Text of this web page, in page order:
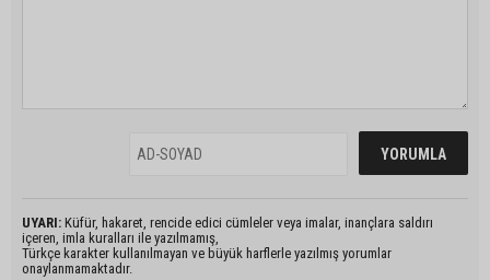
UYARI: Küfür, hakaret, rencide edici cümleler veya imalar, inançlara saldırı
içeren, imla kuralları ile yazılmamış,
Türkçe karakter kullanılmayan ve büyük harflerle yazılmış yorumlar
onaylanmamaktadır.